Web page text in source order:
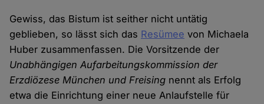
Gewiss, das Bistum ist seither nicht untätig
geblieben, so lässt sich das Resümee von Michaela
Huber zusammenfassen. Die Vorsitzende der
Unabhängigen Aufarbeitungskommission der
Erzdiözese München und Freising nennt als Erfolg
etwa die Einrichtung einer neue Anlaufstelle für